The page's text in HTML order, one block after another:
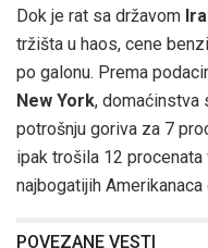
Dok je rat sa državom
tržišta u haos, cene
po galonu. Prema
New York, domaćinstva
potrošnju goriva za 7
ipak trošila 12
najbogatijih
POVEZANE VESTI